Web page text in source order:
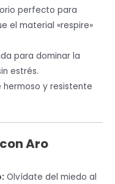
perfecto para
el material «respire»
para dominar la
estrés.
hermoso y resistente
Aro
Olvídate del miedo al